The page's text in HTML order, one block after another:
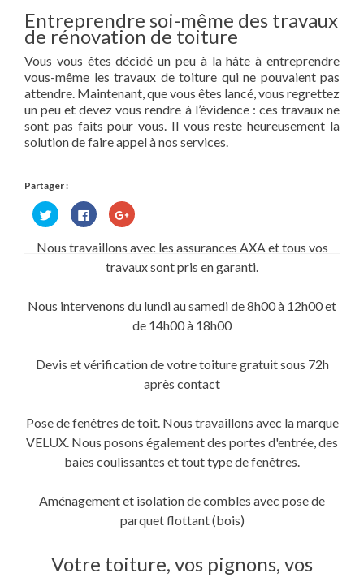
Entreprendre soi-même des travaux
de rénovation de toiture
Vous vous êtes décidé un peu à la hâte à entreprendre
vous-même les travaux de toiture qui ne pouvaient pas
attendre. Maintenant, que vous êtes lancé, vous regrettez
un peu et devez vous rendre à l’évidence : ces travaux ne
sont pas faits pour vous. Il vous reste heureusement la
solution de faire appel à nos services.
Partager :
Cliquez
pour
partager
Twitter(ouvre
Cliquez
pour
partager
sur
Facebook(ouvre
dans
une
Cliquez
pour
Google+
dans
fenêtre)
Nous travaillons avec les assurances AXA et tous vos
travaux sont pris en garanti.
Nous intervenons du lundi au samedi de 8h00 à 12h00 et
de 14h00 à 18h00
Devis et vérification de votre toiture gratuit sous 72h
après contact
Pose de fenêtres de toit. Nous travaillons avec la marque
VELUX. Nous posons également des portes d'entrée, des
baies coulissantes et tout type de fenêtres.
Aménagement et isolation de combles avec pose de
parquet flottant (bois)
Votre toiture, vos pignons, vos